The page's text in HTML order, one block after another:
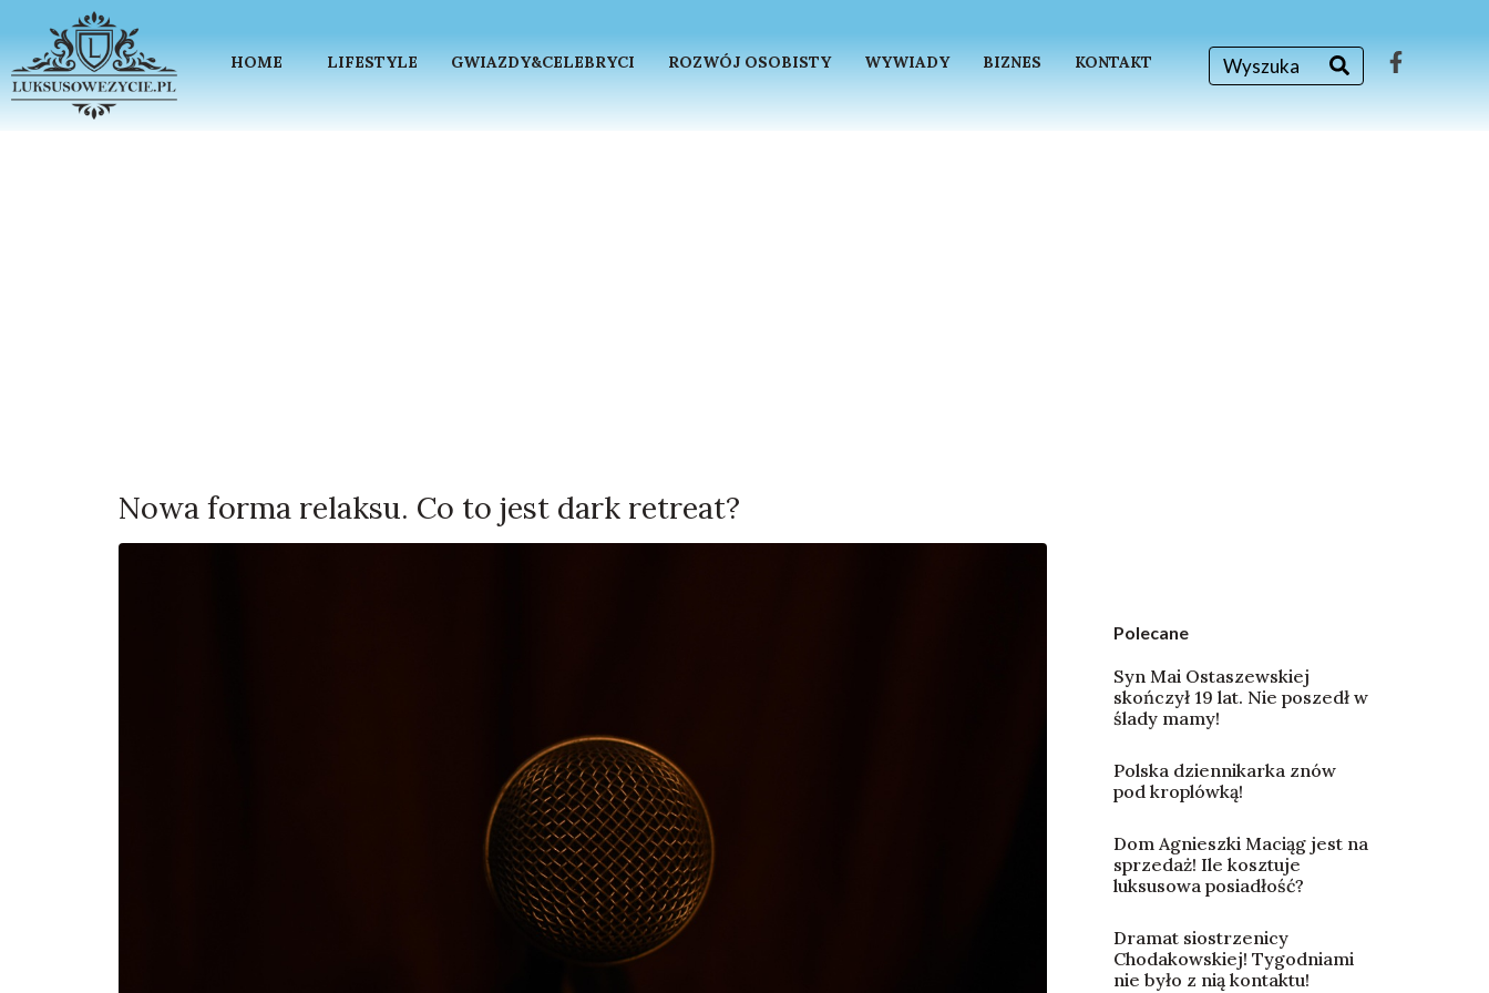
HOME LIFESTYLE GWIAZDY&CELEBRYCI ROZWÓJ OSOBISTY WYWIADY BIZNES KONTAKT
Nowa forma relaksu. Co to jest dark retreat?
Polecane
Syn Mai Ostaszewskiej
skończył 19 lat. Nie poszedł w
ślady mamy!
Polska dziennikarka znów
pod kroplówką!
Dom Agnieszki Maciąg jest na
sprzedaż! Ile kosztuje
luksusowa posiadłość?
Dramat siostrzenicy
Chodakowskiej! Tygodniami
nie było z nią kontaktu!